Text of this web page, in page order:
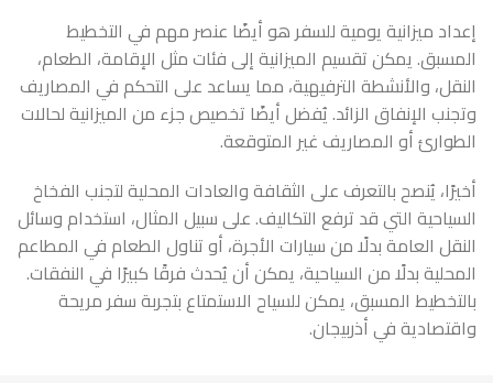
إعداد ميزانية يومية للسفر هو أيضًا عنصر مهم في التخطيط
المسبق. يمكن تقسيم الميزانية إلى فئات مثل الإقامة، الطعام،
النقل، والأنشطة الترفيهية، مما يساعد على التحكم في المصاريف
وتجنب الإنفاق الزائد. يُفضل أيضًا تخصيص جزء من الميزانية لحالات
الطوارئ أو المصاريف غير المتوقعة.
أخيرًا، يُنصح بالتعرف على الثقافة والعادات المحلية لتجنب الفخاخ
السياحية التي قد ترفع التكاليف. على سبيل المثال، استخدام وسائل
النقل العامة بدلًا من سيارات الأجرة، أو تناول الطعام في المطاعم
المحلية بدلًا من السياحية، يمكن أن يُحدث فرقًا كبيرًا في النفقات.
بالتخطيط المسبق، يمكن للسياح الاستمتاع بتجربة سفر مريحة
واقتصادية في أذربيجان.